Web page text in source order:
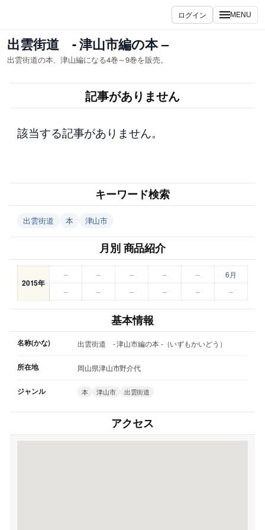
を
ス
キ
ッ
ログイン MENU
出雲街道 - 津山市編の本 –
出雲街道の本、津山編になる4巻～9巻を販売。
記事がありません
該当する記事がありません。
キーワード検索
出雲街道 本 津山市
月別 商品紹介
2015年
– – – – –
6月
–
– – – – –
基本情報
名称(かな) 出雲街道 - 津山市編の本 -（いずもかいどう）
所在地 岡山県津山市野介代
ジャンル 本 津山市 出雲街道
アクセス